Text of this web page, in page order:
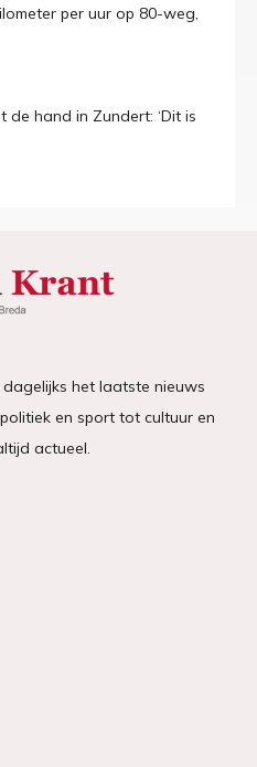
per uur op 80-weg,
de hand in Zundert: ‘Dit is
het laatste nieuws
en sport tot cultuur en
actueel.